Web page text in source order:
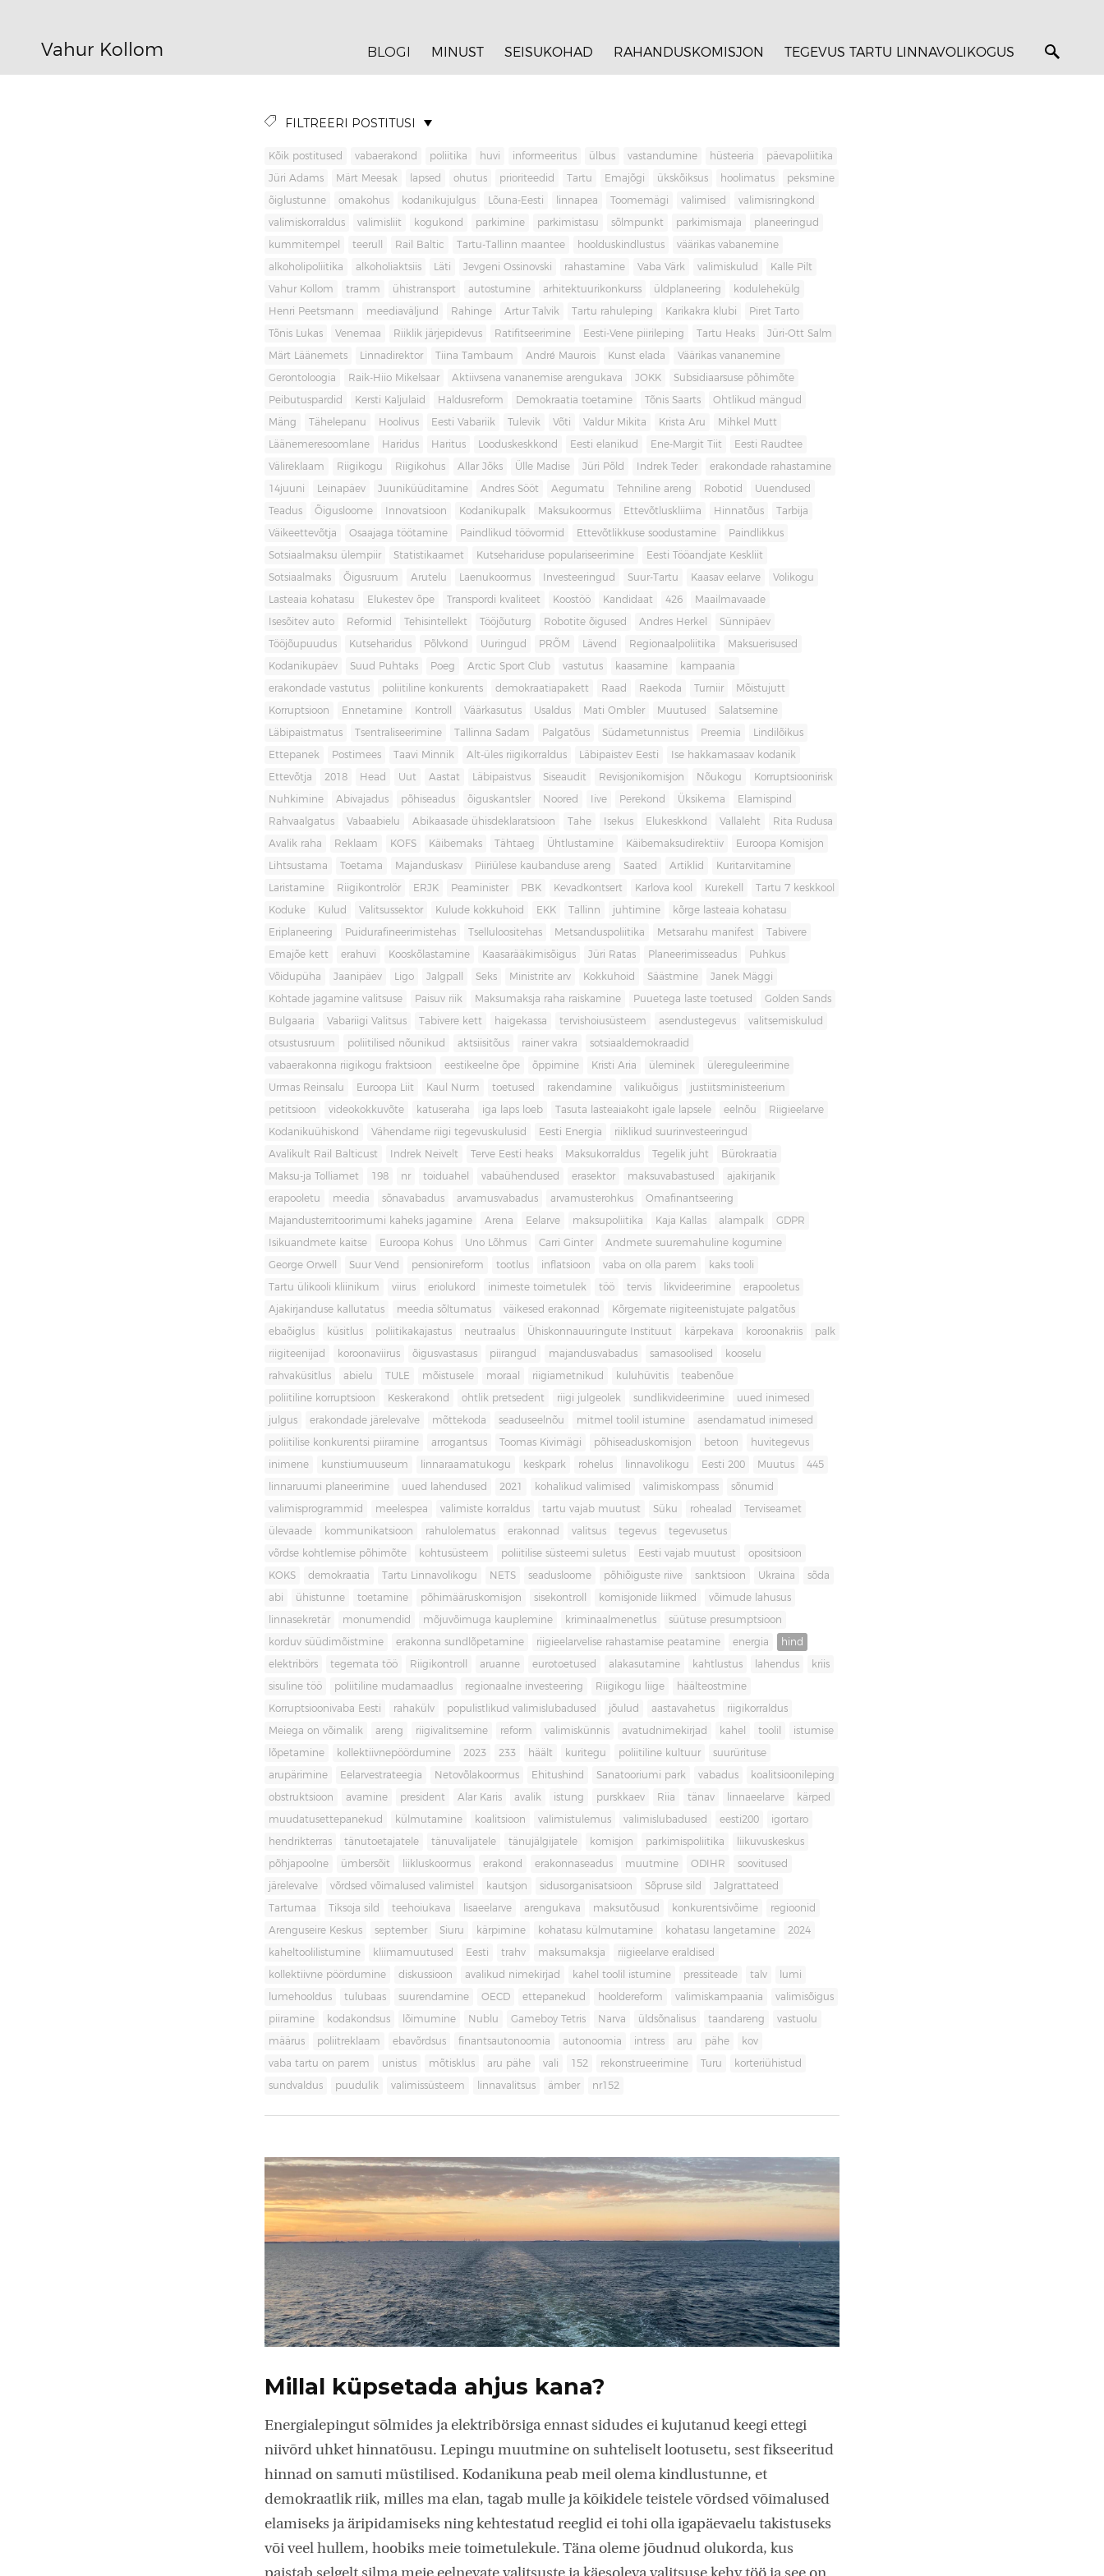
Vahur Kollom BLOGI MINUST SEISUKOHAD RAHANDUSKOMISJON TEGEVUS TARTU LINNAVOLIKOGUS
FILTREERI POSTITUSI
Kõik postitused vabaerakond poliitika huvi informeeritus ülbus vastandumine hüsteeria päevapoliitika
Jüri Adams Märt Meesak lapsed ohutus prioriteedid Tartu Emajõgi ükskõiksus hoolimatus peksmine
õiglustunne omakohus kodanikujulgus Lõuna-Eesti linnapea Toomemägi valimised valimisringkond
valimiskorraldus valimisliit kogukond parkimine parkimistasu sõlmpunkt parkimismaja planeeringud
kummitempel teerull Rail Baltic Tartu-Tallinn maantee hoolduskindlustus väärikas vabanemine
alkoholipoliitika alkoholiaktsiis Läti Jevgeni Ossinovski rahastamine Vaba Värk valimiskulud Kalle Pilt
Vahur Kollom tramm ühistransport autostumine arhitektuurikonkurss üldplaneering kodulehekülg
Henri Peetsmann meediaväljund Rahinge Artur Talvik Tartu rahuleping Karikakra klubi Piret Tarto
Tõnis Lukas Venemaa Riiklik järjepidevus Ratifitseerimine Eesti-Vene piirileping Tartu Heaks Jüri-Ott Salm
Märt Läänemets Linnadirektor Tiina Tambaum André Maurois Kunst elada Väärikas vananemine
Gerontoloogia Raik-Hiio Mikelsaar Aktiivsena vananemise arengukava JOKK Subsidiaarsuse põhimõte
Peibutuspardid Kersti Kaljulaid Haldusreform Demokraatia toetamine Tõnis Saarts Ohtlikud mängud
Mäng Tähelepanu Hoolivus Eesti Vabariik Tulevik Võti Valdur Mikita Krista Aru Mihkel Mutt
Läänemeresoomlane Haridus Haritus Looduskeskkond Eesti elanikud Ene-Margit Tiit Eesti Raudtee
Välireklaam Riigikogu Riigikohus Allar Jõks Ülle Madise Jüri Põld Indrek Teder erakondade rahastamine
14juuni Leinapäev Juuniküüditamine Andres Sööt Aegumatu Tehniline areng Robotid Uuendused
Teadus Õigusloome Innovatsioon Kodanikupalk Maksukoormus Ettevõtluskliima Hinnatõus Tarbija
Väikeettevõtja Osaajaga töötamine Paindlikud töövormid Ettevõtlikkuse soodustamine Paindlikkus
Sotsiaalmaksu ülempiir Statistikaamet Kutsehariduse populariseerimine Eesti Tööandjate Keskliit
Sotsiaalmaks Õigusruum Arutelu Laenukoormus Investeeringud Suur-Tartu Kaasav eelarve Volikogu
Lasteaia kohatasu Elukestev õpe Transpordi kvaliteet Koostöö Kandidaat 426 Maailmavaade
Isesõitev auto Reformid Tehisintellekt Tööjõuturg Robotite õigused Andres Herkel Sünnipäev
Tööjõupuudus Kutseharidus Põlvkond Uuringud PRÕM Lävend Regionaalpoliitika Maksuerisused
Kodanikupäev Suud Puhtaks Poeg Arctic Sport Club vastutus kaasamine kampaania
erakondade vastutus poliitiline konkurents demokraatiapakett Raad Raekoda Turniir Mõistujutt
Korruptsioon Ennetamine Kontroll Väärkasutus Usaldus Mati Ombler Muutused Salatsemine
Läbipaistmatus Tsentraliseerimine Tallinna Sadam Palgatõus Südametunnistus Preemia Lindilõikus
Ettepanek Postimees Taavi Minnik Alt-üles riigikorraldus Läbipaistev Eesti Ise hakkamasaav kodanik
Ettevõtja 2018 Head Uut Aastat Läbipaistvus Siseaudit Revisjonikomisjon Nõukogu Korruptsioonirisk
Nuhkimine Abivajadus põhiseadus õiguskantsler Noored Iive Perekond Üksikema Elamispind
Rahvaalgatus Vabaabielu Abikaasade ühisdeklaratsioon Tahe Isekus Elukeskkond Vallaleht Rita Rudusa
Avalik raha Reklaam KOFS Käibemaks Tähtaeg Ühtlustamine Käibemaksudirektiiv Euroopa Komisjon
Lihtsustama Toetama Majanduskasv Piiriülese kaubanduse areng Saated Artiklid Kuritarvitamine
Laristamine Riigikontrolör ERJK Peaminister PBK Kevadkontsert Karlova kool Kurekell Tartu 7 keskkool
Koduke Kulud Valitsussektor Kulude kokkuhoid EKK Tallinn juhtimine kõrge lasteaia kohatasu
Eriplaneering Puidurafineerimistehas Tselluloositehas Metsanduspoliitika Metsarahu manifest Tabivere
Emajõe kett erahuvi Kooskõlastamine Kaasarääkimisõigus Jüri Ratas Planeerimisseadus Puhkus
Võidupüha Jaanipäev Ligo Jalgpall Seks Ministrite arv Kokkuhoid Säästmine Janek Mäggi
Kohtade jagamine valitsuse Paisuv riik Maksumaksja raha raiskamine Puuetega laste toetused Golden Sands
Bulgaaria Vabariigi Valitsus Tabivere kett haigekassa tervishoiusüsteem asendustegevus valitsemiskulud
otsustusruum poliitilised nõunikud aktsiisitõus rainer vakra sotsiaaldemokraadid
vabaerakonna riigikogu fraktsioon eestikeelne õpe õppimine Kristi Aria üleminek ülereguleerimine
Urmas Reinsalu Euroopa Liit Kaul Nurm toetused rakendamine valikuõigus justiitsministeerium
petitsioon videokokkuvõte katuseraha iga laps loeb Tasuta lasteaiakoht igale lapsele eelnõu Riigieelarve
Kodanikuühiskond Vähendame riigi tegevuskulusid Eesti Energia riiklikud suurinvesteeringud
Avalikult Rail Balticust Indrek Neivelt Terve Eesti heaks Maksukorraldus Tegelik juht Bürokraatia
Maksu-ja Tolliamet 198 nr toiduahel vabaühendused erasektor maksuvabastused ajakirjanik
erapooletu meedia sõnavabadus arvamusvabadus arvamusterohkus Omafinantseering
Majandusterritoorimumi kaheks jagamine Arena Eelarve maksupoliitika Kaja Kallas alampalk GDPR
Isikuandmete kaitse Euroopa Kohus Uno Lõhmus Carri Ginter Andmete suuremahuline kogumine
George Orwell Suur Vend pensionireform tootlus inflatsioon vaba on olla parem kaks tooli
Tartu ülikooli kliinikum viirus eriolukord inimeste toimetulek töö tervis likvideerimine erapooletus
Ajakirjanduse kallutatus meedia sõltumatus väikesed erakonnad Kõrgemate riigiteenistujate palgatõus
ebaõiglus küsitlus poliitikakajastus neutraalus Ühiskonnauuringute Instituut kärpekava koroonakriis palk
riigiteenijad koroonaviirus õigusvastasus piirangud majandusvabadus samasoolised kooselu
rahvaküsitlus abielu TULE mõistusele moraal riigiametnikud kuluhüvitis teabenõue
poliitiline korruptsioon Keskerakond ohtlik pretsedent riigi julgeolek sundlikvideerimine uued inimesed
julgus erakondade järelevalve mõttekoda seaduseelnõu mitmel toolil istumine asendamatud inimesed
poliitilise konkurentsi piiramine arrogantsus Toomas Kivimägi põhiseaduskomisjon betoon huvitegevus
inimene kunstiumuuseum linnaraamatukogu keskpark rohelus linnavolikogu Eesti 200 Muutus 445
linnaruumi planeerimine uued lahendused 2021 kohalikud valimised valimiskompass sõnumid
valimisprogrammid meelespea valimiste korraldus tartu vajab muutust Süku rohealad Terviseamet
ülevaade kommunikatsioon rahulolematus erakonnad valitsus tegevus tegevusetus
võrdse kohtlemise põhimõte kohtusüsteem poliitilise süsteemi suletus Eesti vajab muutust opositsioon
KOKS demokraatia Tartu Linnavolikogu NETS seadusloome põhiõiguste riive sanktsioon Ukraina sõda
abi ühistunne toetamine põhimääruskomisjon sisekontroll komisjonide liikmed võimude lahusus
linnasekretär monumendid mõjuvõimuga kauplemine kriminaalmenetlus süütuse presumptsioon
korduv süüdimõistmine erakonna sundlõpetamine riigieelarvelise rahastamise peatamine energia hind
elektribörs tegemata töö Riigikontroll aruanne eurotoetused alakasutamine kahtlustus lahendus kriis
sisuline töö poliitiline mudamaadlus regionaalne investeering Riigikogu liige häälteostmine
Korruptsioonivaba Eesti rahakülv populistlikud valimislubadused jõulud aastavahetus riigikorraldus
Meiega on võimalik areng riigivalitsemine reform valimiskünnis avatudnimekirjad kahel toolil istumise
lõpetamine kollektiivnepöördumine 2023 233 häält kuritegu poliitiline kultuur suurürituse
arupärimine Eelarvestrateegia Netovõlakoormus Ehitushind Sanatooriumi park vabadus koalitsioonileping
obstruktsioon avamine president Alar Karis avalik istung purskkaev Riia tänav linnaeelarve kärped
muudatusettepanekud külmutamine koalitsioon valimistulemus valimislubadused eesti200 igortaro
hendrikterras tänutoetajatele tänuvalijatele tänujälgijatele komisjon parkimispoliitika liikuvuskeskus
põhjapoolne ümbersõit liikluskoormus erakond erakonnaseadus muutmine ODIHR soovitused
järelevalve võrdsed võimalused valimistel kautsjon sidusorganisatsioon Sõpruse sild Jalgrattateed
Tartumaa Tiksoja sild teehoiukava lisaeelarve arengukava maksutõusud konkurentsivõime regioonid
Arenguseire Keskus september Siuru kärpimine kohatasu külmutamine kohatasu langetamine 2024
kaheltoolilistumine kliimamuutused Eesti trahv maksumaksja riigieelarve eraldised
kollektiivne pöördumine diskussioon avalikud nimekirjad kahel toolil istumine pressiteade talv lumi
lumehooldus tulubaas suurendamine OECD ettepanekud hooldereform valimiskampaania valimisõigus
piiramine kodakondsus lõimumine Nublu Gameboy Tetris Narva üldsõnalisus taandareng vastuolu
määrus poliitreklaam ebavõrdsus finantsautonoomia autonoomia intress aru pähe kov
vaba tartu on parem unistus mõtisklus aru pähe vali 152 rekonstrueerimine Turu korteriühistud
sundvaldus puudulik valimissüsteem linnavalitsus ämber nr152
Millal küpsetada ahjus kana?
Energialepingut sõlmides ja elektribörsiga ennast sidudes ei kujutanud keegi ettegi
niivõrd uhket hinnatõusu. Lepingu muutmine on suhteliselt lootusetu, sest fikseeritud
hinnad on samuti müstilised. Kodanikuna peab meil olema kindlustunne, et
demokraatlik riik, milles ma elan, tagab mulle ja kõikidele teistele võrdsed võimalused
elamiseks ja äripidamiseks ning kehtestatud reeglid ei tohi olla igapäevaelu takistuseks
või veel hullem, hoobiks meie toimetulekule. Täna oleme jõudnud olukorda, kus